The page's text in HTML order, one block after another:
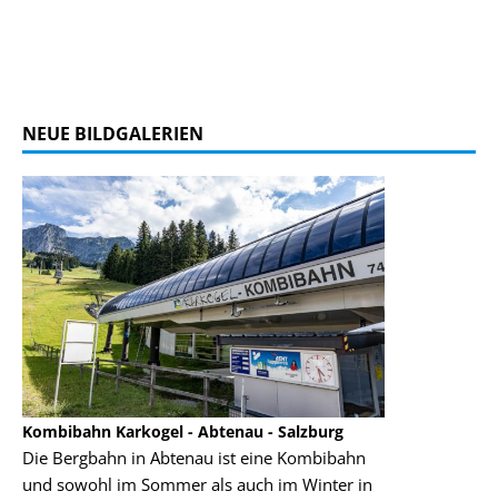
NEUE BILDGALERIEN
Kombibahn Karkogel - Abtenau - Salzburg
Die Bergbahn in Abtenau ist eine Kombibahn
und sowohl im Sommer als auch im Winter in